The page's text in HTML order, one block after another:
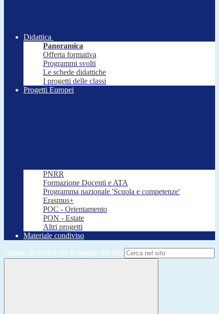
Didattica
Panoramica
Offerta formativa
Programmi svolti
Le schede didattiche
I progetti delle classi
Progetti Europei
PNRR
Formazione Docenti e ATA
Programma nazionale 'Scuola e competenze'
Erasmus+
POC - Orientamento
PON - Estate
Altri progetti
Materiale condiviso
Campo di ricerca per le pagine del sito